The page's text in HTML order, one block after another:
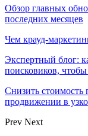
Обзор главных
последних месяцев
Чем крауд-
Экспертный блог:
поисковиков,
Снизить стоимость
продвижении в
Prev Next